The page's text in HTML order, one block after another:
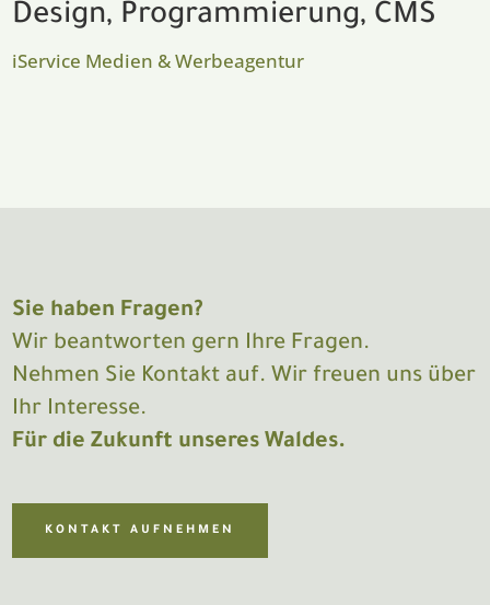
Design, Programmierung, CMS
iService Medien & Werbeagentur
Sie haben Fragen?
Wir beantworten gern Ihre Fragen.
Nehmen Sie Kontakt auf. Wir freuen uns über
Ihr Interesse.
Für die Zukunft unseres Waldes.
KONTAKT AUFNEHMEN